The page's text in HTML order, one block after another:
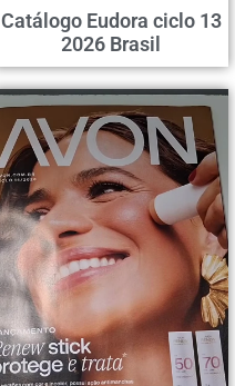
Catálogo Eudora ciclo 13
2026 Brasil